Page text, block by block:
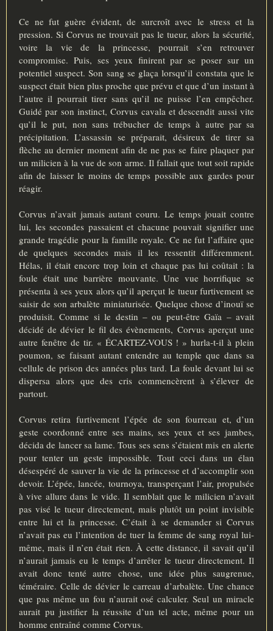
Ce ne fut guère évident, de surcroît avec le stress et la
pression. Si Corvus ne trouvait pas le tueur, alors la sécurité,
voire la vie de la princesse, pourrait s’en retrouver
compromise. Puis, ses yeux finirent par se poser sur un
potentiel suspect. Son sang se glaça lorsqu’il constata que le
suspect était bien plus proche que prévu et que d’un instant à
l’autre il pourrait tirer sans qu’il ne puisse l’en empêcher.
Guidé par son instinct, Corvus cavala et descendit aussi vite
qu’il le put, non sans trébucher de temps à autre par sa
précipitation. L’assassin se préparait, désireux de tirer sa
flèche au dernier moment afin de ne pas se faire plaquer par
un milicien à la vue de son arme. Il fallait que tout soit rapide
afin de laisser le moins de temps possible aux gardes pour
réagir.
Corvus n’avait jamais autant couru. Le temps jouait contre
lui, les secondes passaient et chacune pouvait signifier une
grande tragédie pour la famille royale. Ce ne fut l’affaire que
de quelques secondes mais il les ressentit différemment.
Hélas, il était encore trop loin et chaque pas lui coûtait : la
foule était une barrière mouvante. Une vue horrifique se
présenta à ses yeux alors qu’il aperçut le tueur furtivement se
saisir de son arbalète miniaturisée. Quelque chose d’inouï se
produisit. Comme si le destin – ou peut-être Gaïa – avait
décidé de dévier le fil des évènements, Corvus aperçut une
autre fenêtre de tir. « ÉCARTEZ-VOUS ! » hurla-t-il à plein
poumon, se faisant autant entendre au temple que dans sa
cellule de prison des années plus tard. La foule devant lui se
dispersa alors que des cris commencèrent à s’élever de
partout.
Corvus retira furtivement l’épée de son fourreau et, d’un
geste coordonné entre ses mains, ses yeux et ses jambes,
décida de lancer sa lame. Tous ses sens s’étaient mis en alerte
pour tenter un geste impossible. Tout ceci dans un élan
désespéré de sauver la vie de la princesse et d’accomplir son
devoir. L’épée, lancée, tournoya, transperçant l’air, propulsée
à vive allure dans le vide. Il semblait que le milicien n’avait
pas visé le tueur directement, mais plutôt un point invisible
entre lui et la princesse. C’était à se demander si Corvus
n’avait pas eu l’intention de tuer la femme de sang royal lui-
même, mais il n’en était rien. À cette distance, il savait qu’il
n’aurait jamais eu le temps d’arrêter le tueur directement. Il
avait donc tenté autre chose, une idée plus saugrenue,
téméraire. Celle de dévier le carreau d’arbalète. Une chance
que pas même un fou n’aurait osé calculer. Seul un miracle
aurait pu justifier la réussite d’un tel acte, même pour un
homme entraîné comme Corvus.